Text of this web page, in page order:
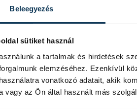
Beleegyezés
sütiket használ
a tartalmak és hirdetések
elemzéséhez. Ezenkívül
vonatkozó adatait, akik
vagy az Ön által használt más